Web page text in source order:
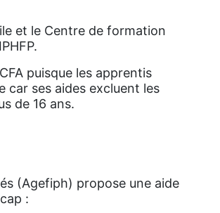
et le Centre de formation
puisque les apprentis
car ses aides excluent les
de 16 ans.
(Agefiph) propose une aide
: